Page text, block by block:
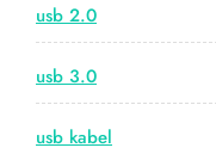
usb 2.0
usb 3.0
usb kabel